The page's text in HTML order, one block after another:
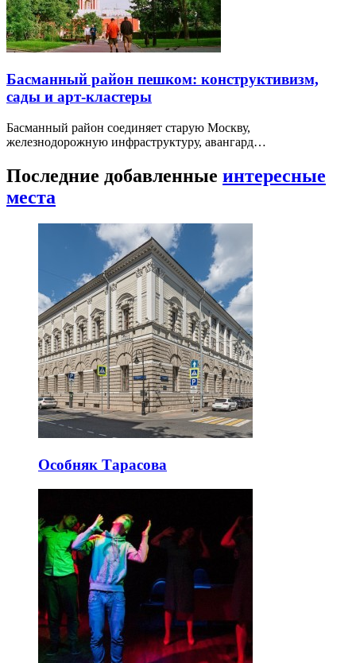
Басманный район пешком: конструктивизм,
сады и арт-кластеры
Басманный район соединяет старую Москву,
железнодорожную инфраструктуру, авангард…
Последние добавленные интересные
места
Особняк Тарасова